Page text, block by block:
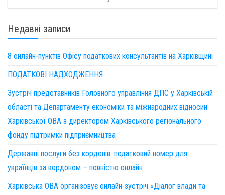
Недавні записи
8 онлайн-пунктів Офісу податкових консультантів на Харківщині
ПОДАТКОВІ НАДХОДЖЕННЯ
Зустріч представників Головного управління ДПС у Харківській
області та Департаменту економіки та міжнародних відносин
Харківської ОВА з директором Харківського регіонального
фонду підтримки підприємництва
Державні послуги без кордонів: податковий номер для
українців за кордоном – повністю онлайн
Харківська ОВА організовує онлайн-зустріч «Діалог влади та